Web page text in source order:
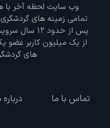
وب سایت لحظه آخر با
پس از حدود
از یک میلیون کاربر عضو
های
تماس با ما درباره